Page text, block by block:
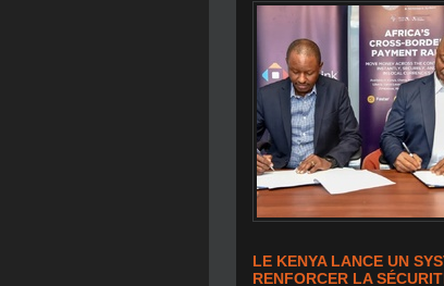
LE KENYA LANCE UN
RENFORCER LA